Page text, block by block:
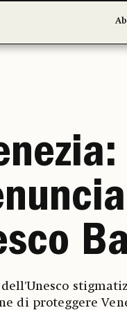
di proteggere